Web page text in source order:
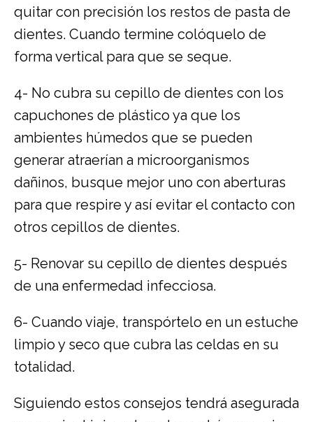
quitar con precisión los restos de pasta de
dientes. Cuando termine colóquelo de
forma vertical para que se seque.
4- No cubra su cepillo de dientes con los
capuchones de plástico ya que los
ambientes húmedos que se pueden
generar atraerían a microorganismos
dañinos, busque mejor uno con aberturas
para que respire y así evitar el contacto con
otros cepillos de dientes.
5- Renovar su cepillo de dientes después
de una enfermedad infecciosa.
6- Cuando viaje, transpórtelo en un estuche
limpio y seco que cubra las celdas en su
totalidad.
Siguiendo estos consejos tendrá asegurada